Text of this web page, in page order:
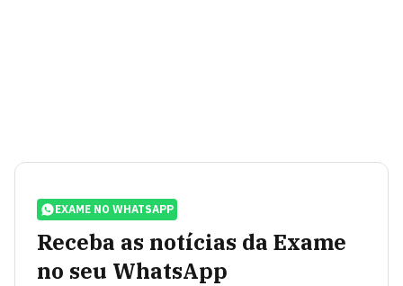
EXAME NO WHATSAPP
Receba as notícias da Exame
no seu WhatsApp